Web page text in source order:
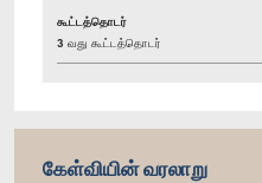
கூட்டத்தொடர்
3 வது கூட்டத்தொடர்
கேள்வியின் வரலாறு